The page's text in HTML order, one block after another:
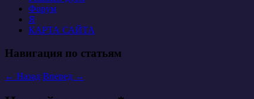
Форум
Я
КАРТА САЙТА
Навигация по статьям
← Назад Вперед →